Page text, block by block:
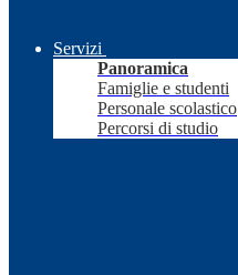
Servizi
Panoramica
Famiglie e studenti
Personale scolastico
Percorsi di studio